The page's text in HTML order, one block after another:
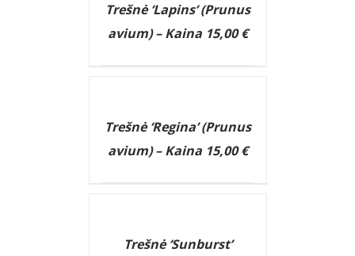
Trešnė ‘Lapins’ (Prunus
avium) – Kaina 15,00 €
Trešnė ‘Regina’ (Prunus
avium) – Kaina 15,00 €
Trešnė ‘Sunburst’